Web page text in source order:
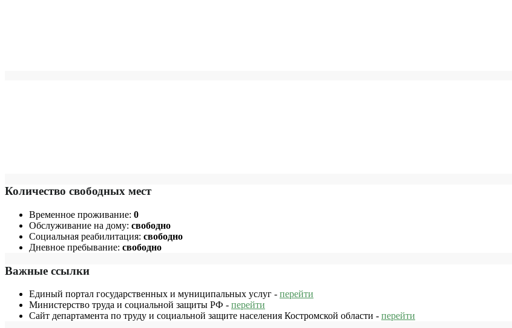
Количество свободных мест
Временное проживание: 0
Обслуживание на дому: свободно
Социальная реабилитация: свободно
Дневное пребывание: свободно
Важные ссылки
Единый портал государственных и муниципальных услуг - перейти
Министерство труда и социальной защиты РФ - перейти
Сайт департамента по труду и социальной защите населения Костромской области - перейти